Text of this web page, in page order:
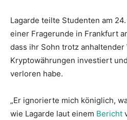
Lagarde teilte Studenten am
einer Fragerunde in Frankfurt
dass ihr Sohn trotz anhaltender
Kryptowährungen investiert
verloren habe.
„Er ignorierte mich königlich,
wie Lagarde laut einem Bericht